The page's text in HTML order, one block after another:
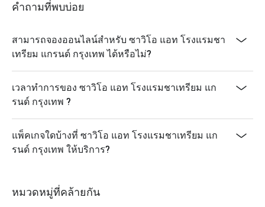
คำถามที่พบบ่อย
สามารถจองออนไลน์สำหรับ ซาวิโอ แอท โรงแรมชา
เทรียม แกรนด์ กรุงเทพ ได้หรือไม่?
เวลาทำการของ ซาวิโอ แอท โรงแรมชาเทรียม แก
รนด์ กรุงเทพ ?
แพ็คเกจใดบ้างที่ ซาวิโอ แอท โรงแรมชาเทรียม แก
รนด์ กรุงเทพ ให้บริการ?
หมวดหมู่ที่คล้ายกัน